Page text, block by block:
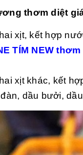
thơm diệt
xịt, kết hợp
TÍM NEW
xịt khác, kết
dầu bưởi,